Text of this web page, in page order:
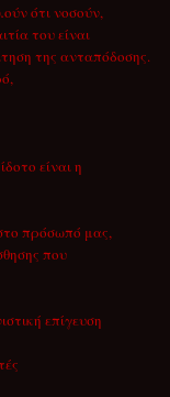
ότι νοσούν,
του είναι
της ανταπόδοσης.
είναι η
πρόσωπό μας,
που
επίγευση